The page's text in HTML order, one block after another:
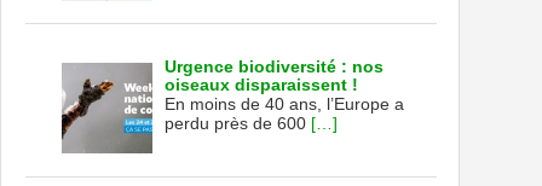
Urgence biodiversité : nos
oiseaux disparaissent !
En moins de 40 ans, l’Europe a
perdu près de 600 […]